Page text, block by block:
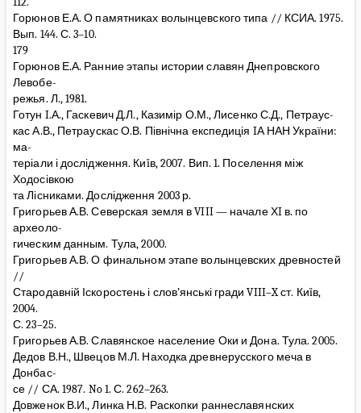
Горюнов Е.А. О памятниках волынцевского типа // КСИА. 1975.
Вып. 144. С. 3–10.
179
Горюнов Е.А. Ранние этапы истории славян Днепровского
Левобе-
режья. Л., 1981.
Готун I.А., Гаскевич Д.Л., Казимір О.М., Лисенко С.Д., Петраус-
кас А.В., Петраускас О.В. Північна експедиція IА НАН України:
ма-
теріали і дослідження. Киïв, 2007. Вип. 1. Поселення між
Ходосівкою
та Лісниками. Дослідження 2003 р.
Григорьев А.В. Северская земля в VIII — начале ХI в. по
археоло-
гическим данным. Тула, 2000.
Григорьев А.В. О финальном этапе волынцевских древностей
//
Стародавній Іскоростень і слов’янські гради VIII–X ст. Киïв,
2004.
С. 23–25.
Григорьев А.В. Славянское население Оки и Дона. Тула. 2005.
Дедов В.Н., Швецов М.Л. Находка древнерусского меча в
Донбас-
се // СА. 1987. No 1. С. 262–263.
Довженок В.И., Линка Н.В. Раскопки раннеславянских